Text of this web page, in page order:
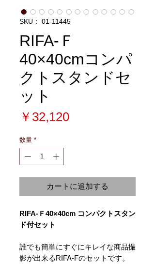
SKU： 01-11445
RIFA-Ｆ
40×40cmコンパ
クトスタンドセ
ット
￥32,120価
数量 *
カートに追加する
RIFA-Ｆ40×40cm コンパクトスタン
ド付セット
誰でも簡単にすぐにキレイな商品撮
影が出来るRIFA-Fのセットです。